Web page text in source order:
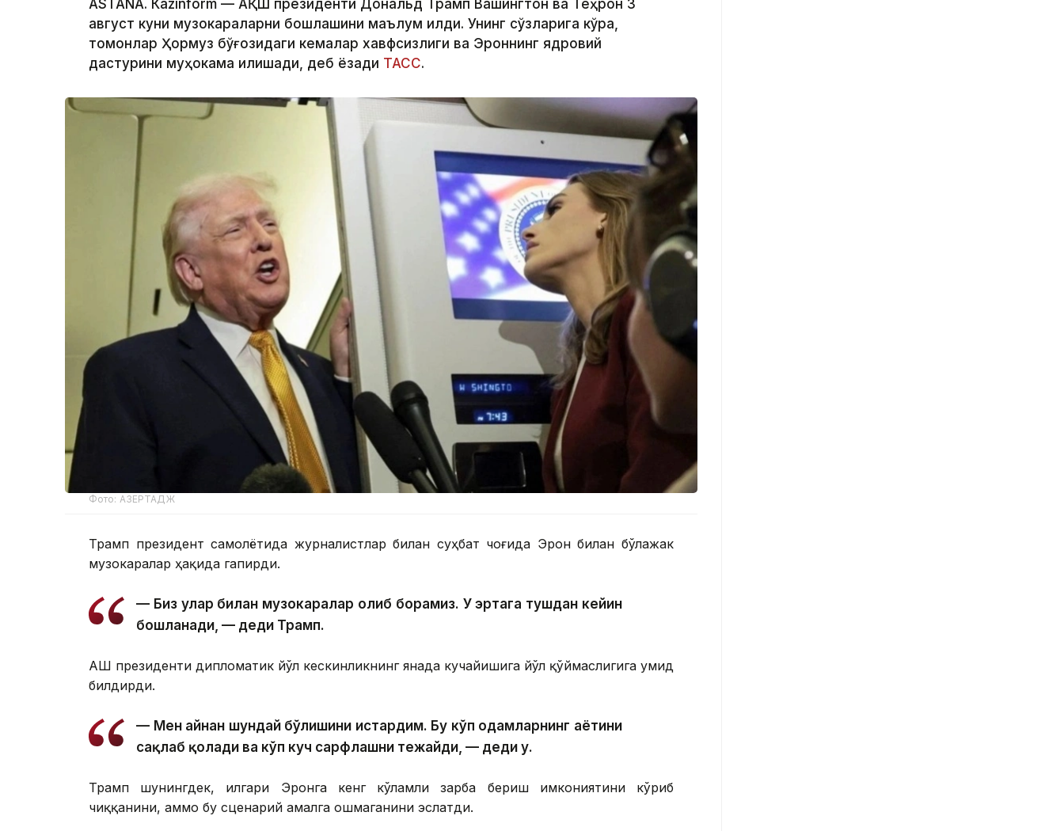
ASTANА. Кazinform — АҚШ президенти Дональд Трамп Вашингтон ва Теҳрон 3
август куни музокараларни бошлашини маълум қилди. Унинг сўзларига кўра,
томонлар Ҳормуз бўғозидаги кемалар хавфсизлиги ва Эроннинг ядровий
дастурини муҳокама қилишади, деб ёзади ТАСС.
Фото: АЗЕРТАДЖ
Трамп президент самолётида журналистлар билан суҳбат чоғида Эрон билан бўлажак
музокаралар ҳақида гапирди.
— Биз улар билан музокаралар олиб борамиз. У эртага тушдан кейин
бошланади, — деди Трамп.
АҚШ президенти дипломатик йўл кескинликнинг янада кучайишига йўл қўймаслигига умид
билдирди.
— Мен айнан шундай бўлишини истардим. Бу кўп одамларнинг ҳаётини
сақлаб қолади ва кўп куч сарфлашни тежайди, — деди у.
Трамп шунингдек, илгари Эронга кенг кўламли зарба бериш имкониятини кўриб
чиққанини, аммо бу сценарий амалга ошмаганини эслатди.